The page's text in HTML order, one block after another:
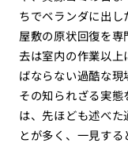
ちでベランダに出
屋敷の原状回復を
去は室内の作業以
ばならない過酷な現
その知られざる実
は、先ほども述べ
とが多く、一見す